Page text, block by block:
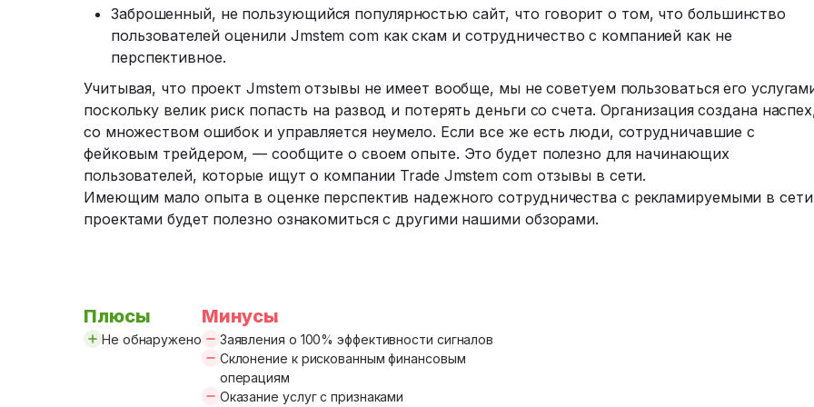
Заброшенный, не пользующийся популярностью сайт, что говорит о том, что большинство
пользователей оценили Jmstem com как скам и сотрудничество с компанией как не
перспективное.
Учитывая, что проект Jmstem отзывы не имеет вообще, мы не советуем пользоваться его
поскольку велик риск попасть на развод и потерять деньги со счета. Организация создана
со множеством ошибок и управляется неумело. Если все же есть люди, сотрудничавшие с
фейковым трейдером, — сообщите о своем опыте. Это будет полезно для начинающих
пользователей, которые ищут о компании Trade Jmstem com отзывы в сети.
Имеющим мало опыта в оценке перспектив надежного сотрудничества с рекламируемыми в сети
проектами будет полезно ознакомиться с другими нашими обзорами.
Плюсы
Не обнаружено
Минусы
Заявления о 100% эффективности сигналов
Склонение к рискованным финансовым
операциям
Оказание услуг с признаками